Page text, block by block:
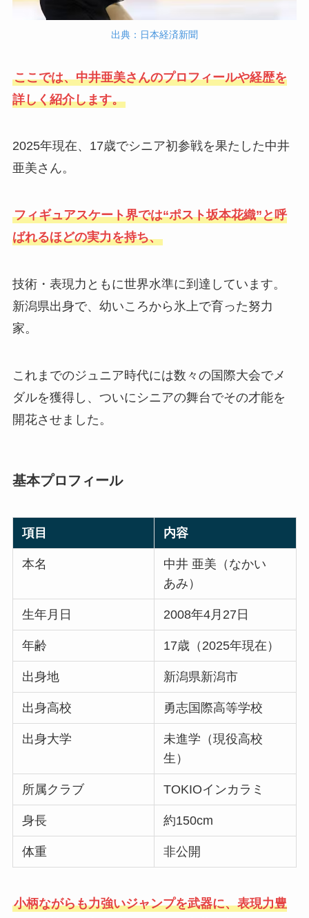
出典：日本経済新聞
ここでは、中井亜美さんのプロフィールや経歴を
詳しく紹介します。
2025年現在、17歳でシニア初参戦を果たした中井
亜美さん。
フィギュアスケート界では“ポスト坂本花織”と呼
ばれるほどの実力を持ち、
技術・表現力ともに世界水準に到達しています。
新潟県出身で、幼いころから氷上で育った努力
家。
これまでのジュニア時代には数々の国際大会でメ
ダルを獲得し、ついにシニアの舞台でその才能を
開花させました。
基本プロフィール
項目 内容
本名
中井 亜美（なかい
あみ）
生年月日 2008年4月27日
年齢 17歳（2025年現在）
出身地 新潟県新潟市
出身高校 勇志国際高等学校
出身大学
未進学（現役高校
生）
所属クラブ TOKIOインカラミ
身長 約150cm
体重 非公開
小柄ながらも力強いジャンプを武器に、表現力豊